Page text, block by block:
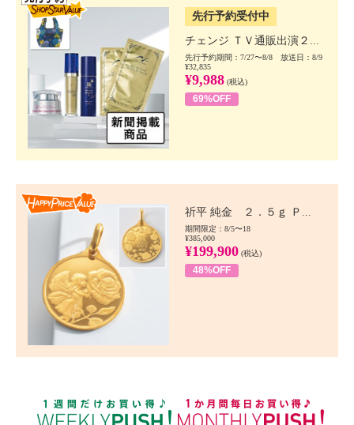
先行予約受付中
チェンジ ＴＶ通販出演２...
先行予約期間：7/27〜8/8 放送日：8/9
¥32,835
¥9,988 (税込)
69%OFF
祈平 純金 ２．５ｇ Ｐ...
期間限定：8/5〜18
¥385,000
¥199,900 (税込)
48%OFF